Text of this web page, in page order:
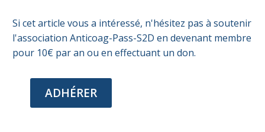
Si cet article vous a intéressé, n'hésitez pas à soutenir
l'association Anticoag-Pass-S2D en devenant membre
pour 10€ par an ou en effectuant un don.
ADHÉRER